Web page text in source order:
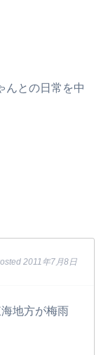
んとの日常を中
2011年7月8日
地方が梅雨